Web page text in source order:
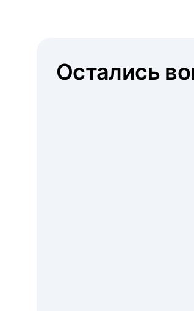
Остались